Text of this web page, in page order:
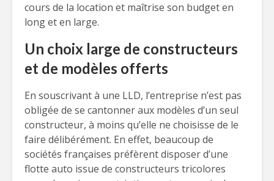
cours de la location et maîtrise son budget en
long et en large.
Un choix large de constructeurs
et de modèles offerts
En souscrivant à une LLD, l’entreprise n’est pas
obligée de se cantonner aux modèles d’un seul
constructeur, à moins qu’elle ne choisisse de le
faire délibérément. En effet, beaucoup de
sociétés françaises préfèrent disposer d’une
flotte auto issue de constructeurs tricolores